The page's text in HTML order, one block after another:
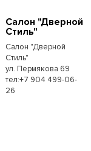
Салон "Дверной
Стиль"
Салон "Дверной
Стиль"
ул. Пермякова 69
тел:+7 904 499-06-
26